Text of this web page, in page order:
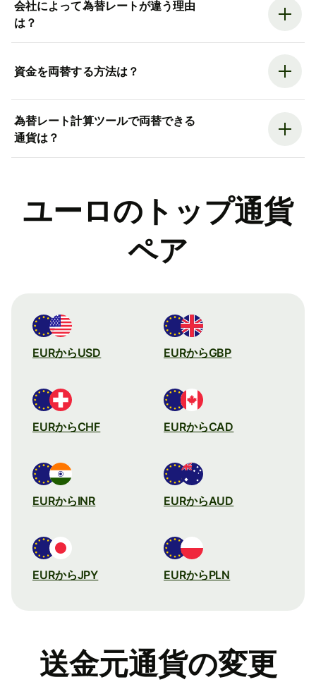
会社によって為替レートが違う理由
は？
資金を両替する方法は？
為替レート計算ツールで両替できる
通貨は？
ユーロのトップ通貨
ペア
EURからUSD EURからGBP
EURからCHF EURからCAD
EURからINR EURからAUD
EURからJPY EURからPLN
送金元通貨の変更